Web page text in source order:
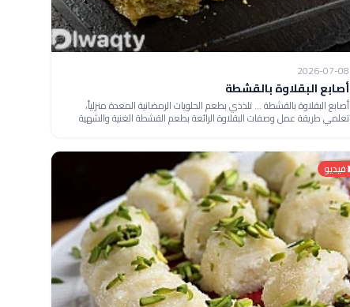
2026-07-08
أصابع البقلاوة بالقشطة
أصابع البقلاوة بالقشطة ... تلذذي بطعم الحلويات الرمضانية المعدة منزلياً،
تعلمي طريقة عمل وصفات البقلاوة الرائعة بطعم القشطة الغنية والشهية
فيديو